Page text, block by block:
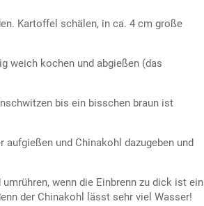
Kartoffel schälen, in ca. 4 cm große
weich kochen und abgießen (das
bis ein bisschen braun ist
und Chinakohl dazugeben und
wenn die Einbrenn zu dick ist ein
der Chinakohl lässt sehr viel Wasser!